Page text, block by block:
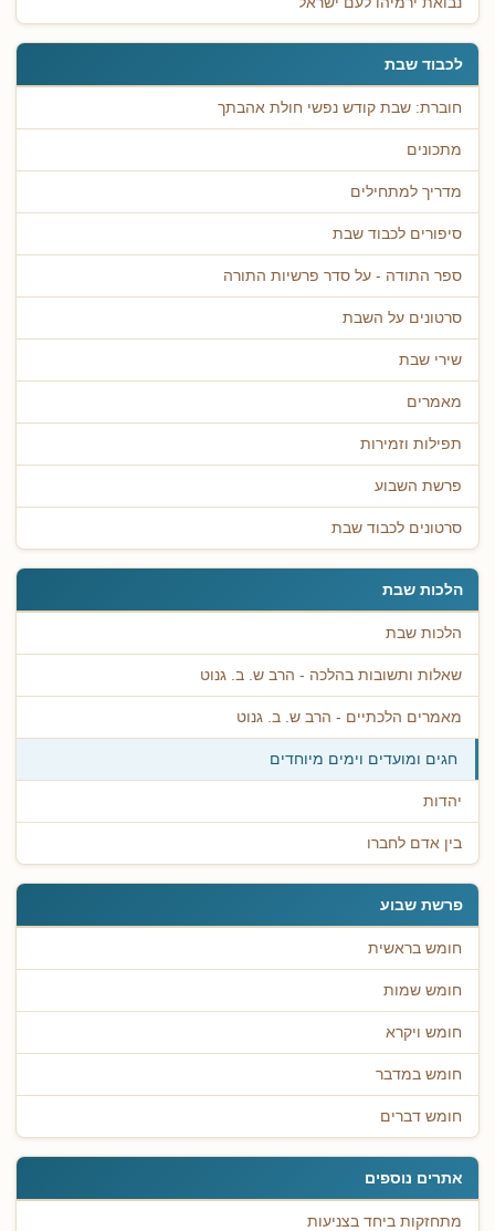
לכבוד שבת
חוברת: שבת קודש נפשי חולת אהבתך
מתכונים
מדריך למתחילים
סיפורים לכבוד שבת
ספר התודה - על סדר פרשיות התורה
סרטונים על השבת
שירי שבת
מאמרים
תפילות וזמירות
פרשת השבוע
סרטונים לכבוד שבת
הלכות שבת
הלכות שבת
שאלות ותשובות בהלכה - הרב ש. ב. גנוט
מאמרים הלכתיים - הרב ש. ב. גנוט
חגים ומועדים וימים מיוחדים
יהדות
בין אדם לחברו
פרשת שבוע
חומש בראשית
חומש שמות
חומש ויקרא
חומש במדבר
חומש דברים
אתרים נוספים
מתחזקות ביחד בצניעות